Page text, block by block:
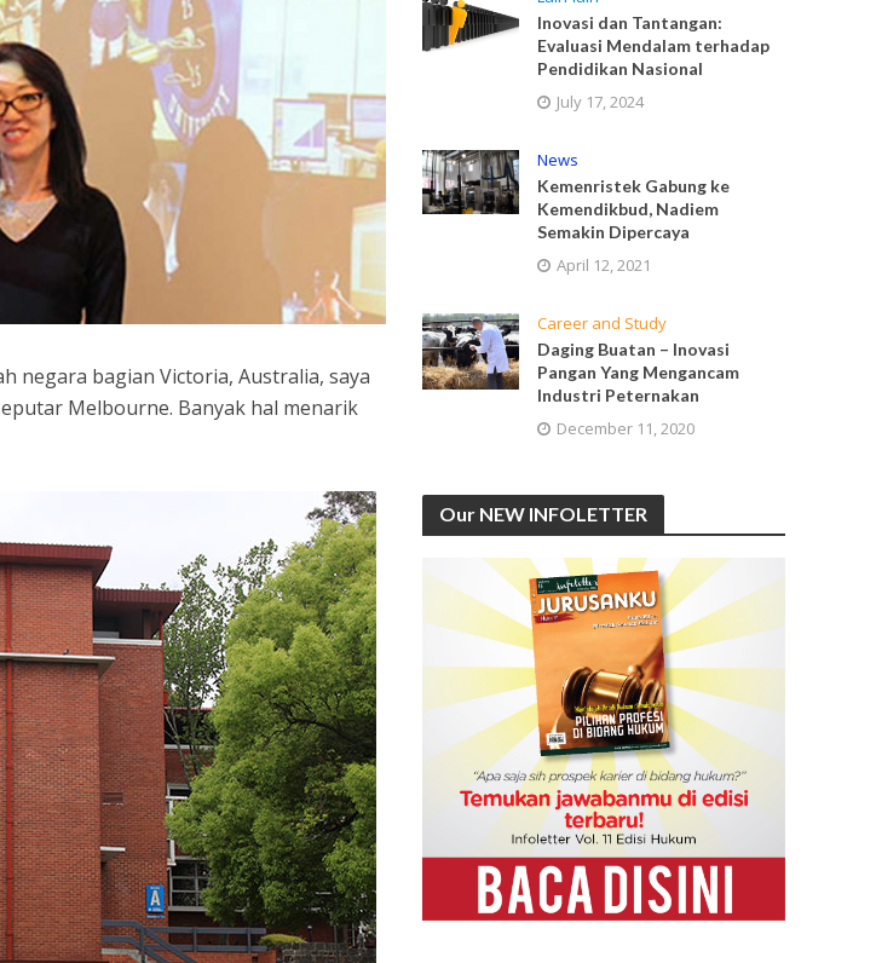
negara bagian Victoria, Australia, saya
Melbourne. Banyak hal menarik
Inovasi dan Tantangan:
Evaluasi Mendalam terhadap
Pendidikan Nasional
July 17, 2024
News
Kemenristek Gabung ke
Kemendikbud, Nadiem
Semakin Dipercaya
April 12, 2021
Career and Study
Daging Buatan – Inovasi
Pangan Yang Mengancam
Industri Peternakan
December 11, 2020
Our NEW INFOLETTER